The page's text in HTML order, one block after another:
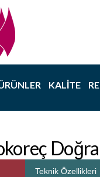
KALITE
Teknik Özellikleri